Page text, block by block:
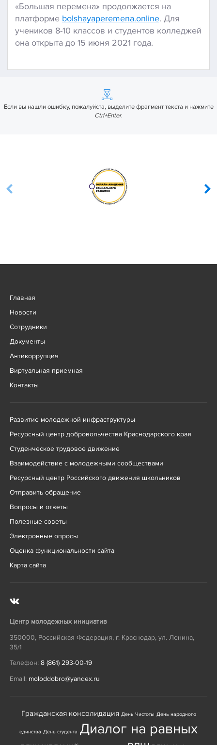
«Большая перемена» продолжается на
платформе bolshayaperemena.online. Для
учеников 8-10 классов и студентов колледжей
она открыта до 15 июня 2021 года.
Если вы нашли ошибку, пожалуйста, выделите фрагмент текста и нажмите
Ctrl+Enter.
Главная
Новости
Сотрудники
Документы
Антикоррупция
Виртуальная приемная
Контакты
Развитие молодежной инфраструктуры
Ресурсный центр добровольчества Краснодарского края
Студенческое трудовое движение
Взаимодействие с молодежными сообществами
Ресурсный центр Российского движения школьников
Отправить обращение
Вопросы и ответы
Полезные советы
Электронные опросы
Оценка функциональности сайта
Карта сайта
Центр молодежных инициатив
350000, Российская Федерация, г. Краснодар, ул. Ленина,
35/1
Телефон: 8 (861) 293-00-19
Email: moloddobro@yandex.ru
Гражданская консолидация День Чистоты День народного
единства День студента Диалог на равных